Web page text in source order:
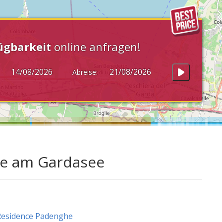
online anfragen!
Abreise:
am Gardasee
Padenghe